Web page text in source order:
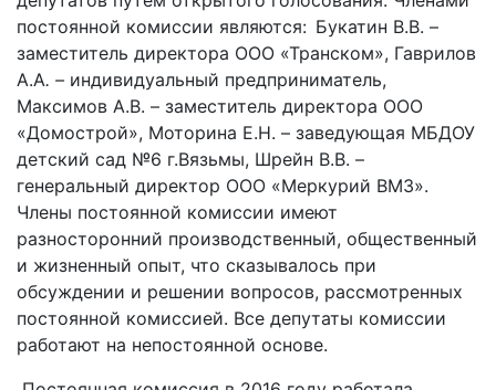
постоянной комиссии являются: Букатин В.В. –
заместитель директора ООО «Транском», Гаврилов
А.А. – индивидуальный предприниматель,
Максимов А.В. – заместитель директора ООО
«Домострой», Моторина Е.Н. – заведующая МБДОУ
детский сад №6 г.Вязьмы, Шрейн В.В. –
генеральный директор ООО «Меркурий ВМЗ».
Члены постоянной комиссии имеют
разносторонний производственный, общественный
и жизненный опыт, что сказывалось при
обсуждении и решении вопросов, рассмотренных
постоянной комиссией. Все депутаты комиссии
работают на непостоянной основе.